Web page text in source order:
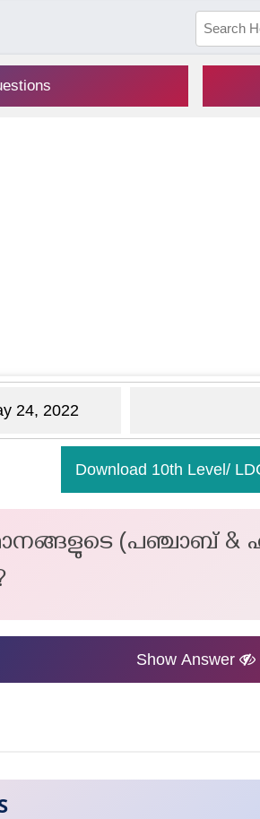
24, 2022
Download 10th Level/
(പഞ്ചാബ് &
Show Answer